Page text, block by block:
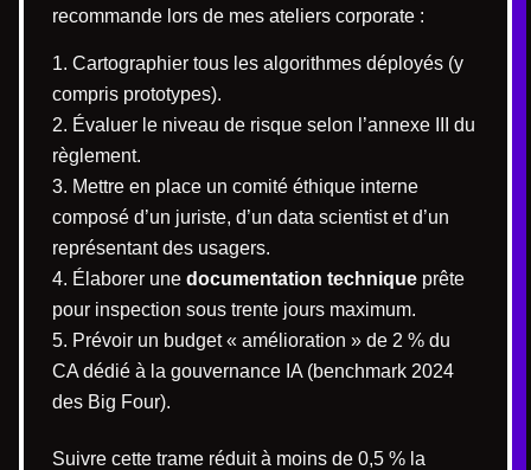
recommande lors de mes ateliers corporate :
Cartographier tous les algorithmes déployés (y
compris prototypes).
Évaluer le niveau de risque selon l’annexe III du
règlement.
Mettre en place un comité éthique interne
composé d’un juriste, d’un data scientist et d’un
représentant des usagers.
Élaborer une documentation technique prête
pour inspection sous trente jours maximum.
Prévoir un budget « amélioration » de 2 % du
CA dédié à la gouvernance IA (benchmark 2024
des Big Four).
Suivre cette trame réduit à moins de 0,5 % la